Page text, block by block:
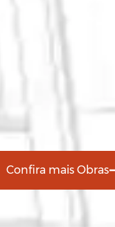
Confira mais Obras